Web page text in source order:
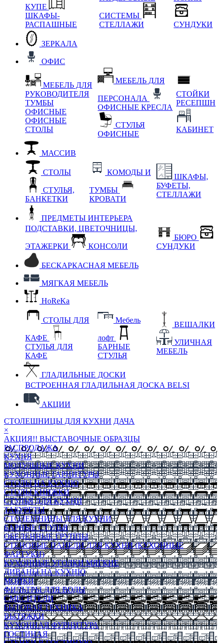
КУПЕ
ШКАФЫ-
РАСПАШНЫЕ
СИСТЕМЫ
СТЕЛЛАЖИ
СУНДУКИ
ЗЕРКАЛА
ОФИС
МЕБЕЛЬ ДЛЯ
РУКОВОДИТЕЛЯ
ТУМБЫ
ОФИСНЫЕ
ОФИСНЫЕ
СТОЛЫ
МЕБЕЛЬ ДЛЯ
ПЕРСОНАЛА
ОФИСНЫЕ КРЕСЛА
СТУЛЬЯ
ОФИСНЫЕ
СТОЙКИ
РЕСЕПШН
КАБИНЕТ
МАССИВ
СТОЛЫ
СТУЛЬЯ,
БАНКЕТКИ
КОМОДЫ И
ТУМБЫ
КРОВАТИ
ШКАФЫ,
БУФЕТЫ,
СТЕЛЛАЖИ
ПРЕДМЕТЫ ИНТЕРЬЕРА
ПОДСТАВКИ, ЦВЕТОЧНИЦЫ,
ЭТАЖЕРКИ КОНСОЛИ
БЮРО
СУНДУКИ
БЕСКАРКАСНАЯ МЕБЕЛЬ
МЯГКАЯ МЕБЕЛЬ
HoReKa
СТОЛЫ ДЛЯ
КАФЕ
СТУЛЬЯ ДЛЯ
КАФЕ
Мебель
лофт
БАРНЫЕ
СТУЛЬЯ
ВЕШАЛКИ
УЛИЧНАЯ
МЕБЕЛЬ
ГЛАДИЛЬНЫЕ ДОСКИ
ВСТРОЕННАЯ ГЛАДИЛЬНАЯ ДОСКА BELSI
АКЦИИ
СТОЛЕШНИЦЫ ДЛЯ КУХНИ ДАЧА
×
АКЦИЯ!! ВЫСТАВОЧНЫЕ ОБРАЗЦЫ
РАСПРОДАЖА
КУХНЯ
МОДУЛЬНЫЕ КУХНИ
КУХОННЫЕ ГАРНИТУРЫ
СТОЛЫ НА КУХНЮ
СТОЛЫ КНИЖКИ
СТУЛЬЯ ДЛЯ КУХНИ
ТАБУРЕТЫ
СТОЛЕШНИЦЫ ДЛЯ КУХНИ
БАРНЫЕ СТУЛЬЯ
ОБЕДЕННЫЕ ГРУППЫ
СТЕНОВЫЕ ПАНЕЛИ ДЛЯ КУХНИ (КУХОННЫЕ
ФАРТУКИ)
КУХОННЫЕ УГОЛКИ МЯГКИЕ
ДИВАНЫ НА КУХНЮ
МОЙКИ
ФИЛЬТРЫ ДЛЯ ВОДЫ
СМЕСИТЕЛИ
БЫТОВАЯ ТЕХНИКА
ВЫТЯЖКИ
КУХОННАЯ ФУРНИТУРА
ГОСТИНАЯ